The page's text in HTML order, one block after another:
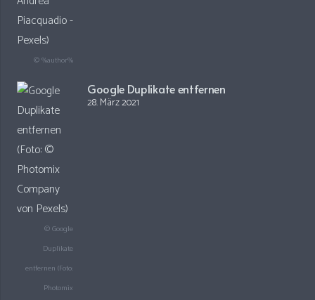
© %author%
© Google
Duplikate
entfernen (Foto:
Photomix
Google Duplikate entfernen
28. März 2021